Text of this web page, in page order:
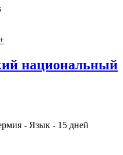
национальный
- Язык - 15 дней